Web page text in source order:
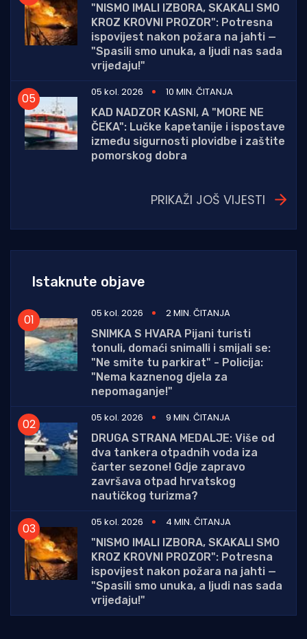
"NISMO IMALI IZBORA, SKAKALI SMO
KROZ KROVNI PROZOR": Potresna
ispovijest nakon požara na jahti —
"Spasili smo unuka, a ljudi nas sada
vrijeđaju!"
05 kol. 2026
10 MIN. ČITANJA
KAD NADZOR KASNI, A "MORE NE
ČEKA": Lučke kapetanije i ispostave
između sigurnosti plovidbe i zaštite
pomorskog dobra
PRIKAŽI JOŠ VIJESTI
Istaknute objave
05 kol. 2026
2 MIN. ČITANJA
SNIMKA S HVARA Pijani turisti
tonuli, domaći snimalli i smijali se:
"Ne smite tu parkirat" - Policija:
"Nema kaznenog djela za
nepomaganje!"
05 kol. 2026
9 MIN. ČITANJA
DRUGA STRANA MEDALJE: Više od
dva tankera otpadnih voda iza
čarter sezone! Gdje zapravo
završava otpad hrvatskog
nautičkog turizma?
05 kol. 2026
4 MIN. ČITANJA
"NISMO IMALI IZBORA, SKAKALI SMO
KROZ KROVNI PROZOR": Potresna
ispovijest nakon požara na jahti —
"Spasili smo unuka, a ljudi nas sada
vrijeđaju!"